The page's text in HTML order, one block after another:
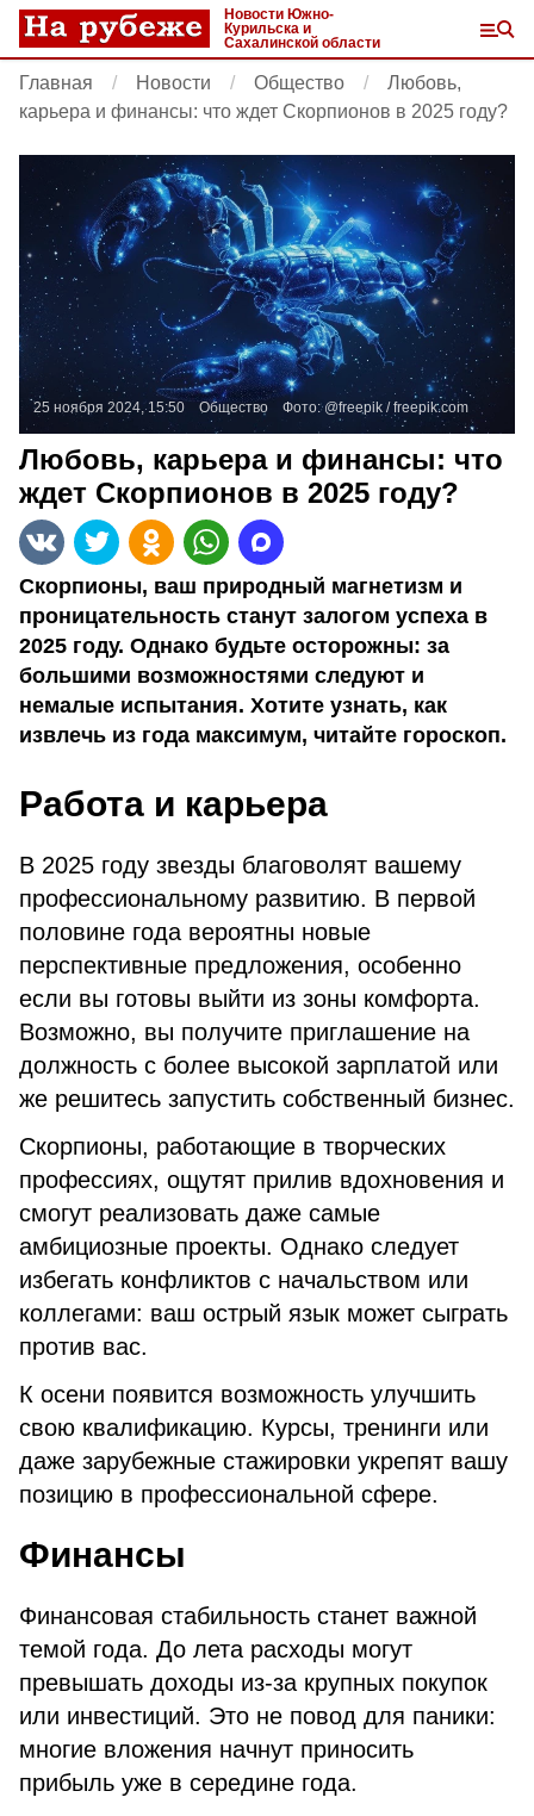
Новости Южно-
Курильска и
Сахалинской области
Главная Новости Общество
Любовь,
карьера и финансы: что ждет Скорпионов в 2025 году?
25 ноября 2024, 15:50 Общество Фото:@freepik /freepik.com
Любовь, карьера и финансы: что
ждет Скорпионов в 2025 году?
Скорпионы, ваш природный магнетизм и
проницательность станут залогом успеха в
2025 году. Однако будьте осторожны: за
большими возможностями следуют и
немалые испытания. Хотите узнать, как
извлечь из года максимум, читайте гороскоп.
Работа и карьера
В 2025 году звезды благоволят вашему
профессиональному развитию. В первой
половине года вероятны новые
перспективные предложения, особенно
если вы готовы выйти из зоны комфорта.
Возможно, вы получите приглашение на
должность с более высокой зарплатой или
же решитесь запустить собственный бизнес.
Скорпионы, работающие в творческих
профессиях, ощутят прилив вдохновения и
смогут реализовать даже самые
амбициозные проекты. Однако следует
избегать конфликтов с начальством или
коллегами: ваш острый язык может сыграть
против вас.
К осени появится возможность улучшить
свою квалификацию. Курсы, тренинги или
даже зарубежные стажировки укрепят вашу
позицию в профессиональной сфере.
Финансы
Финансовая стабильность станет важной
темой года. До лета расходы могут
превышать доходы из-за крупных покупок
или инвестиций. Это не повод для паники:
многие вложения начнут приносить
прибыль уже в середине года.